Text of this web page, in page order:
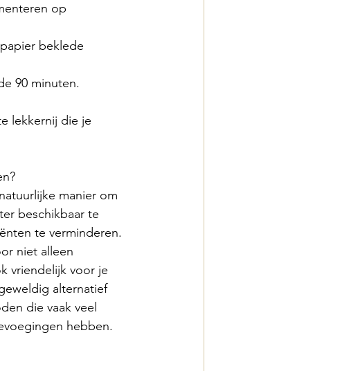
op
90 minuten.
lekkernij die je
manier om
beschikbaar te
te verminderen.
niet alleen
vriendelijk voor je
alternatief
die vaak veel
hebben.